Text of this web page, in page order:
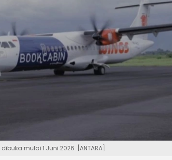
mulai 1 Juni 2026. [ANTARA]